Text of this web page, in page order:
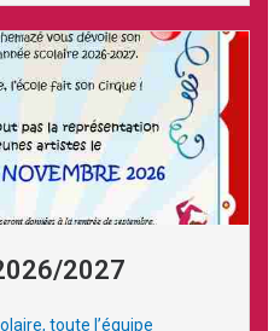
2027
toute l’équipe